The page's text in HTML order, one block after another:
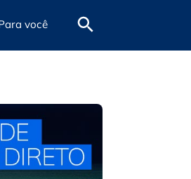
você